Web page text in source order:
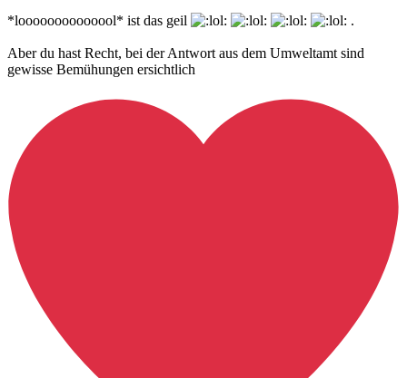
*loooooooooooool* ist das geil .
Aber du hast Recht, bei der Antwort aus dem Umweltamt sind
gewisse Bemühungen ersichtlich